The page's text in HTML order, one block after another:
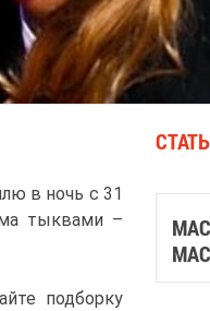
в ночь с 31
тыквами –
подборку